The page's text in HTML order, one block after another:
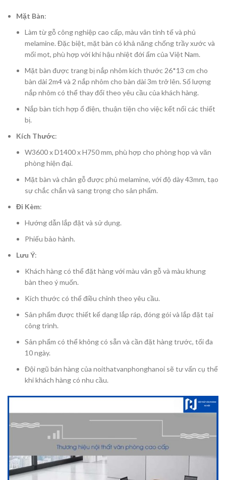
Mặt Bàn:
Làm từ gỗ công nghiệp cao cấp, màu vân tinh tế và phủ
melamine. Đặc biệt, mặt bàn có khả năng chống trầy xước và
mối mọt, phù hợp với khí hậu nhiệt đới ẩm của Việt Nam.
Mặt bàn được trang bị nắp nhôm kích thước 26*13 cm cho
bàn dài 2m4 và 2 nắp nhôm cho bàn dài 3m trở lên. Số lượng
nắp nhôm có thể thay đổi theo yêu cầu của khách hàng.
Nắp bàn tích hợp ổ điện, thuận tiện cho việc kết nối các thiết
bị.
Kích Thước:
W3600 x D1400 x H750 mm, phù hợp cho phòng họp và văn
phòng hiện đại.
Mặt bàn và chân gỗ được phủ melamine, với độ dày 43mm, tạo
sự chắc chắn và sang trọng cho sản phẩm.
Đi Kèm:
Hướng dẫn lắp đặt và sử dụng.
Phiếu bảo hành.
Lưu Ý:
Khách hàng có thể đặt hàng với màu vân gỗ và màu khung
bàn theo ý muốn.
Kích thước có thể điều chỉnh theo yêu cầu.
Sản phẩm được thiết kế dạng lắp ráp, đóng gói và lắp đặt tại
công trình.
Sản phẩm có thể không có sẵn và cần đặt hàng trước, tối đa
10 ngày.
Đội ngũ bán hàng của noithatvanphonghanoi sẽ tư vấn cụ thể
khi khách hàng có nhu cầu.